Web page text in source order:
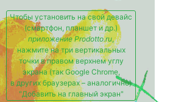
Чтобы установить на свой девайс
(смартфон, планшет и др.)
приложение Prodotto.ru ,
нажмите на три вертикальных
точки в правом верхнем углу
экрана (так Google Chrome,
в других браузерах – аналогично)
"Добавить на главный экран"